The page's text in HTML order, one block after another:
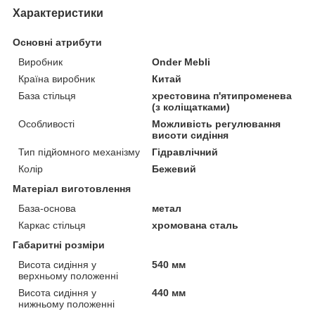
Характеристики
Основні атрибути
Виробник
Onder Mebli
Країна виробник
Китай
База стільця
хрестовина п'ятипроменева
(з коліщатками)
Особливості
Можливість регулювання
висоти сидіння
Тип підйомного механізму
Гідравлічний
Колір
Бежевий
Матеріал виготовлення
База-основа
метал
Каркас стільця
хромована сталь
Габаритні розміри
Висота сидіння у
верхньому положенні
540 мм
Висота сидіння у
нижньому положенні
440 мм